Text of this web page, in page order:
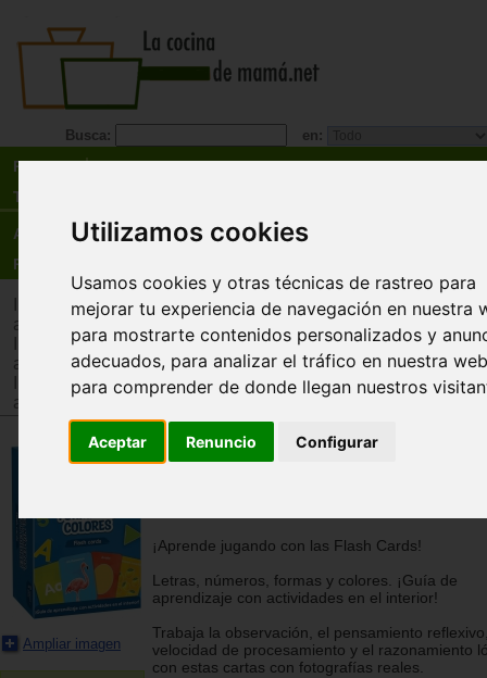
Utilizamos cookies
Usamos cookies y otras técnicas de rastreo para
mejorar tu experiencia de navegación en nuestra
para mostrarte contenidos personalizados y
adecuados, para analizar el tráfico en nuestra
para comprender de donde llegan nuestros
Aceptar Renuncio Configurar
Busca: en:
Recetas
Tienda
Actualidad
Registro
>Tienda>Juguetes infantiles>Juguetes por edad>
años
>Tienda>Juguetes infantiles>Juguetes por edad>
años
>Tienda>Juguetes infantiles>Juguetes por tipo>
adquisición de conocimientos
Ampliar imagen
Letras, números, formas y
¡Aprende jugando con las Flash Cards!
Letras, números, formas y colores. ¡Guía de
aprendizaje con actividades en el interior!
Trabaja la observación, el pensamiento
velocidad de procesamiento y el razonamiento
con estas cartas con fotografías reales.